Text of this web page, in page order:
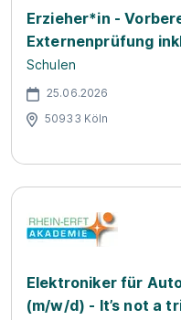
Erzieher*in -
Externenprüfung
Schulen
25.06.2026
50933 Köln
Elektroniker für
(m/w/d) - It’s not a